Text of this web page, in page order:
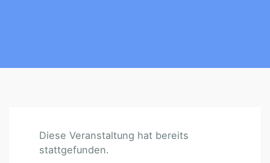
Diese Veranstaltung hat bereits
stattgefunden.